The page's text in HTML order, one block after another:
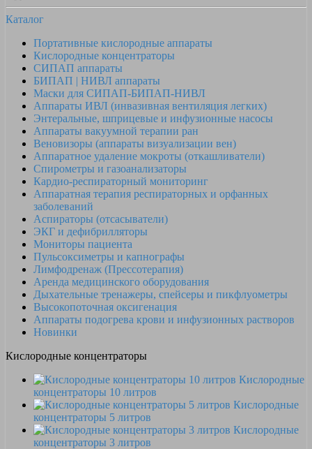
Каталог
Портативные кислородные аппараты
Кислородные концентраторы
СИПАП аппараты
БИПАП | НИВЛ аппараты
Маски для СИПАП-БИПАП-НИВЛ
Аппараты ИВЛ (инвазивная вентиляция легких)
Энтеральные, шприцевые и инфузионные насосы
Аппараты вакуумной терапии ран
Веновизоры (аппараты визуализации вен)
Аппаратное удаление мокроты (откашливатели)
Спирометры и газоанализаторы
Кардио-респираторный мониторинг
Аппаратная терапия респираторных и орфанных
заболеваний
Аспираторы (отсасыватели)
ЭКГ и дефибрилляторы
Мониторы пациента
Пульсоксиметры и капнографы
Лимфодренаж (Прессотерапия)
Аренда медицинского оборудования
Дыхательные тренажеры, спейсеры и пикфлуометры
Высокопоточная оксигенация
Аппараты подогрева крови и инфузионных растворов
Новинки
Кислородные концентраторы
Кислородные
концентраторы 10 литров
Кислородные
концентраторы 5 литров
Кислородные
концентраторы 3 литров